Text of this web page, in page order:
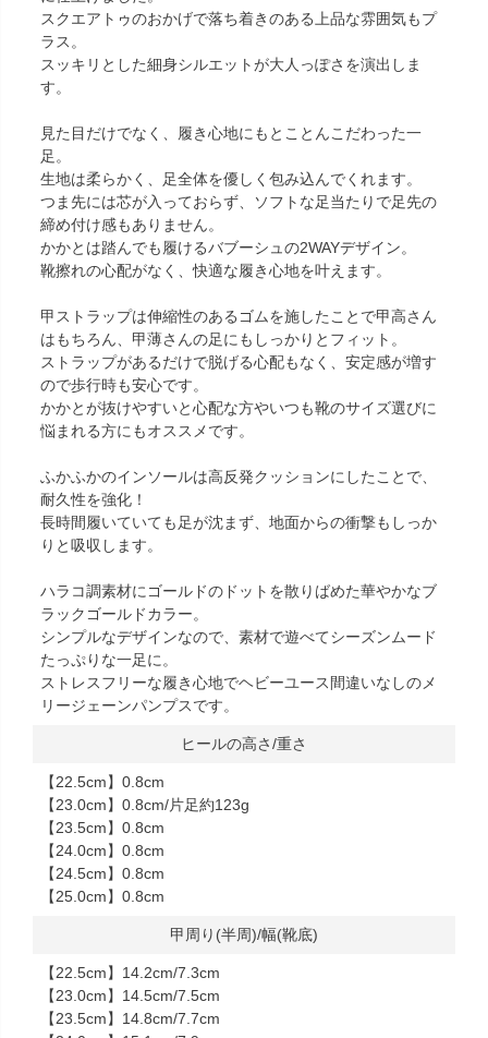
スクエアトゥのおかげで落ち着きのある上品な雰囲気もプ
ラス。
スッキリとした細身シルエットが大人っぽさを演出しま
す。
見た目だけでなく、履き心地にもとことんこだわった一
足。
生地は柔らかく、足全体を優しく包み込んでくれます。
つま先には芯が入っておらず、ソフトな足当たりで足先の
締め付け感もありません。
かかとは踏んでも履けるバブーシュの2WAYデザイン。
靴擦れの心配がなく、快適な履き心地を叶えます。
甲ストラップは伸縮性のあるゴムを施したことで甲高さん
はもちろん、甲薄さんの足にもしっかりとフィット。
ストラップがあるだけで脱げる心配もなく、安定感が増す
ので歩行時も安心です。
かかとが抜けやすいと心配な方やいつも靴のサイズ選びに
悩まれる方にもオススメです。
ふかふかのインソールは高反発クッションにしたことで、
耐久性を強化！
長時間履いていても足が沈まず、地面からの衝撃もしっか
りと吸収します。
ハラコ調素材にゴールドのドットを散りばめた華やかなブ
ラックゴールドカラー。
シンプルなデザインなので、素材で遊べてシーズンムード
たっぷりな一足に。
ストレスフリーな履き心地でヘビーユース間違いなしのメ
リージェーンパンプスです。
ヒールの高さ/重さ
【22.5cm】0.8cm
【23.0cm】0.8cm/片足約123g
【23.5cm】0.8cm
【24.0cm】0.8cm
【24.5cm】0.8cm
【25.0cm】0.8cm
甲周り(半周)/幅(靴底)
【22.5cm】14.2cm/7.3cm
【23.0cm】14.5cm/7.5cm
【23.5cm】14.8cm/7.7cm